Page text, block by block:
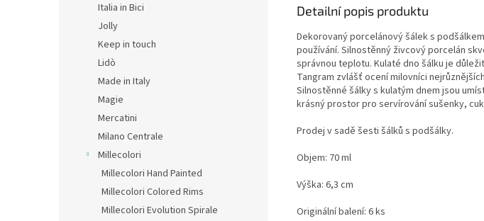
Italia in Bici
Jolly
Keep in touch
Lidò
Made in Italy
Magie
Mercatini
Milano Centrale
Millecolori
Millecolori Hand Painted
Millecolori Colored Rims
Millecolori Evolution Spirale
Detailní popis produktu
Dekorovaný porcelánový šálek s
používání. Silnostěnný živcový porcelán
správnou teplotu. Kulaté dno šálku je
Tangram zvlášť ocení milovníci
Silnostěnné šálky s kulatým dnem jsou
krásný prostor pro servírování sušenky,
Prodej v sadě šesti šálků s podšálky.
Objem: 70 ml
Výška: 6,3 cm
Originální balení: 6 ks